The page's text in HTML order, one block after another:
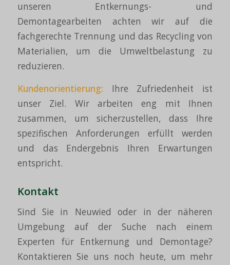
unseren Entkernungs- und
Demontagearbeiten achten wir auf die
fachgerechte Trennung und das Recycling von
Materialien, um die Umweltbelastung zu
reduzieren.
Kundenorientierung: Ihre Zufriedenheit ist
unser Ziel. Wir arbeiten eng mit Ihnen
zusammen, um sicherzustellen, dass Ihre
spezifischen Anforderungen erfüllt werden
und das Endergebnis Ihren Erwartungen
entspricht.
Kontakt
Sind Sie in Neuwied oder in der näheren
Umgebung auf der Suche nach einem
Experten für Entkernung und Demontage?
Kontaktieren Sie uns noch heute, um mehr